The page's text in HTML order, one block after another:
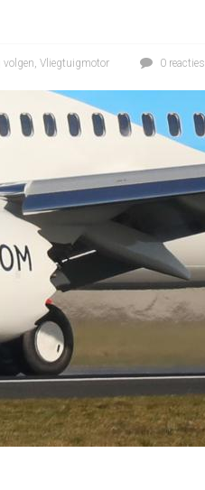
volgen, Vliegtuigmotor 0 reacties